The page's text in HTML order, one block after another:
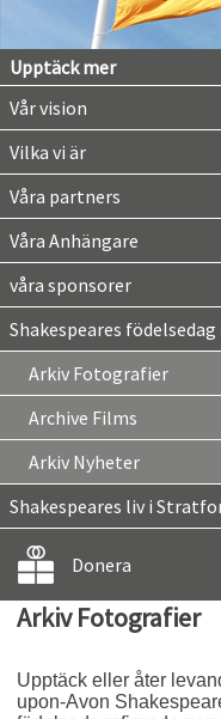
Upptäck mer
Vår vision
Vilka vi är
Våra partners
Våra Anhängare
våra sponsorer
Shakespeares
Arkiv Fotografier
Archive Films
Arkiv Nyheter
Shakespeares liv i
Donera
Arkiv Fotografier
Upptäck eller åter
upon-Avon